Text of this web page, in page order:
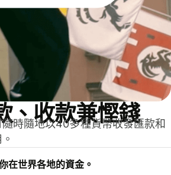
、收款兼慳錢
時隨地以40多種貨幣收發匯款和
在世界各地的資金。